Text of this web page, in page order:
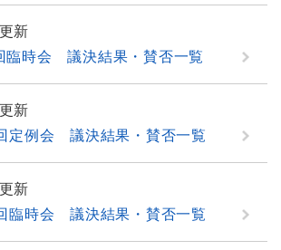
新
臨時会 議決結果・賛否一覧
新
定例会 議決結果・賛否一覧
新
臨時会 議決結果・賛否一覧